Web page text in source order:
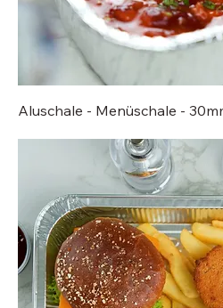
Aluschale - Menüschale -